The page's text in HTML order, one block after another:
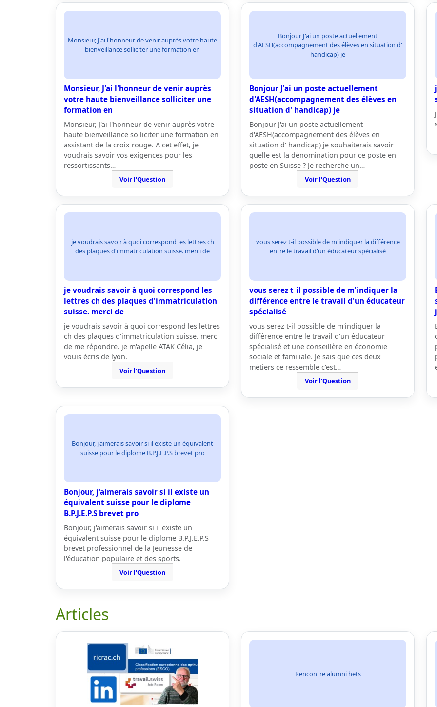
Monsieur, J'ai l'honneur de venir auprès votre haute
bienveillance solliciter une formation en
Monsieur, J'ai l'honneur de venir auprès
votre haute bienveillance solliciter une
formation en
Monsieur, J'ai l'honneur de venir auprès votre
haute bienveillance solliciter une formation en
assistant de la croix rouge. A cet effet, je
voudrais savoir vos exigences pour les
ressortissants…
Voir l'Question
Bonjour J'ai un poste actuellement
d'AESH(accompagnement des élèves en situation d'
handicap) je
Bonjour J'ai un poste actuellement
d'AESH(accompagnement des élèves en
situation d' handicap) je
Bonjour J'ai un poste actuellement
d'AESH(accompagnement des élèves en
situation d' handicap) je souhaiterais savoir
quelle est la dénomination pour ce poste en
poste en Suisse ? Je recherche un…
Voir l'Question
je voudrais savoir à quoi correspond les lettres ch
des plaques d'immatriculation suisse. merci de
je voudrais savoir à quoi correspond les
lettres ch des plaques d'immatriculation
suisse. merci de
je voudrais savoir à quoi correspond les lettres
ch des plaques d'immatriculation suisse. merci
de me répondre. je m'apelle ATAK Célia, je
vouis écris de lyon.
Voir l'Question
vous serez t-il possible de m'indiquer la différence
entre le travail d'un éducateur spécialisé
vous serez t-il possible de m'indiquer la
différence entre le travail d'un éducateur
spécialisé
vous serez t-il possible de m'indiquer la
différence entre le travail d'un éducateur
spécialisé et une conseillère en économie
sociale et familiale. Je sais que ces deux
métiers ce ressemble c'est…
Voir l'Question
Bonjour, j'aimerais savoir si il existe un équivalent
suisse pour le diplome B.P.J.E.P.S brevet pro
Bonjour, j'aimerais savoir si il existe un
équivalent suisse pour le diplome
B.P.J.E.P.S brevet pro
Bonjour, j'aimerais savoir si il existe un
équivalent suisse pour le diplome B.P.J.E.P.S
brevet professionnel de la Jeunesse de
l'éducation populaire et des sports.
Voir l'Question
Articles
Rencontre alumni hets